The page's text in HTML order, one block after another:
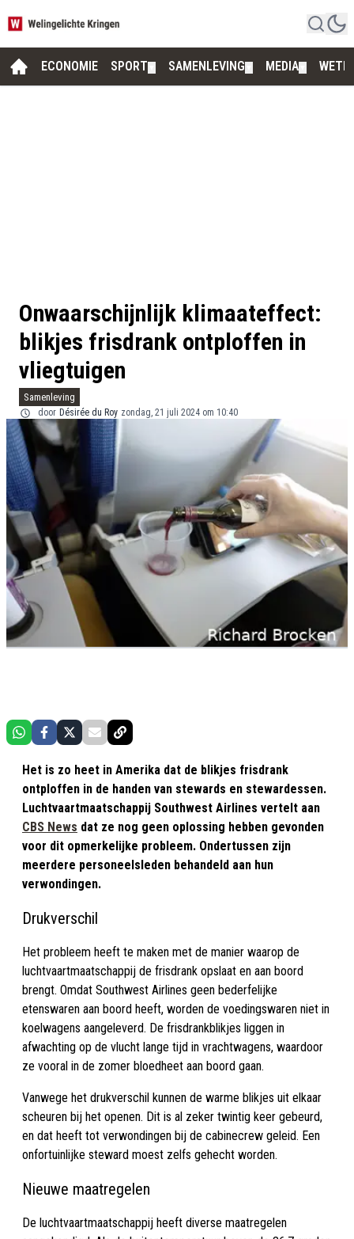
ECONOMIE SPORT SAMENLEVING MEDIA
Onwaarschijnlijk klimaateffect:
blikjes frisdrank ontploffen in
vliegtuigen
Samenleving
door Désirée du Roy zondag, 21 juli 2024 om 10:40
Het is zo heet in Amerika dat de blikjes frisdrank
ontploffen in de handen van stewards en stewardessen.
Luchtvaartmaatschappij Southwest Airlines vertelt aan
CBS News dat ze nog geen oplossing hebben gevonden
voor dit opmerkelijke probleem. Ondertussen zijn
meerdere personeelsleden behandeld aan hun
verwondingen.
Drukverschil
Het probleem heeft te maken met de manier waarop de
luchtvaartmaatschappij de frisdrank opslaat en aan boord
brengt. Omdat Southwest Airlines geen bederfelijke
etenswaren aan boord heeft, worden de voedingswaren niet in
koelwagens aangeleverd. De frisdrankblikjes liggen in
afwachting op de vlucht lange tijd in vrachtwagens, waardoor
ze vooral in de zomer bloedheet aan boord gaan.
Vanwege het drukverschil kunnen de warme blikjes uit elkaar
scheuren bij het openen. Dit is al zeker twintig keer gebeurd,
en dat heeft tot verwondingen bij de cabinecrew geleid. Een
onfortuinlijke steward moest zelfs gehecht worden.
Nieuwe maatregelen
De luchtvaartmaatschappij heeft diverse maatregelen